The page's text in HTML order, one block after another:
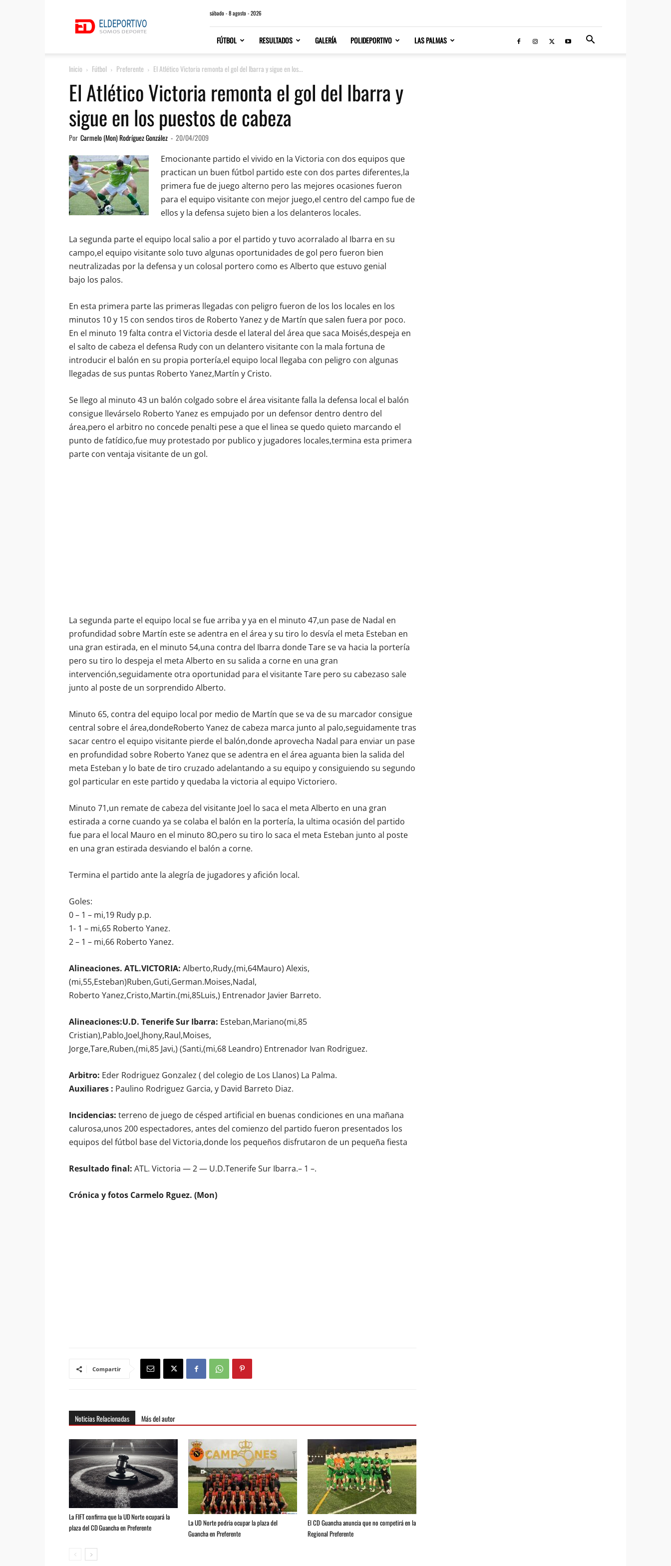
sábado - 8 agosto - 2026
FÚTBOL RESULTADOS GALERÍA POLIDEPORTIVO LAS PALMAS
Inicio Fútbol Preferente El Atlético Victoria remonta el gol del Ibarra y sigue en los...
El Atlético Victoria remonta el gol del Ibarra y
sigue en los puestos de cabeza
Por Carmelo (Mon) Rodríguez González - 20/04/2009
Emocionante partido el vivido en la Victoria con dos equipos que
practican un buen fútbol partido este con dos partes diferentes,la
primera fue de juego alterno pero las mejores ocasiones fueron
para el equipo visitante con mejor juego,el centro del campo fue de
ellos y la defensa sujeto bien a los delanteros locales.
La segunda parte el equipo local salio a por el partido y tuvo acorralado al Ibarra en su
campo,el equipo visitante solo tuvo algunas oportunidades de gol pero fueron bien
neutralizadas por la defensa y un colosal portero como es Alberto que estuvo genial
bajo los palos.
En esta primera parte las primeras llegadas con peligro fueron de los los locales en los
minutos 10 y 15 con sendos tiros de Roberto Yanez y de Martín que salen fuera por poco.
En el minuto 19 falta contra el Victoria desde el lateral del área que saca Moisés,despeja en
el salto de cabeza el defensa Rudy con un delantero visitante con la mala fortuna de
introducir el balón en su propia portería,el equipo local llegaba con peligro con algunas
llegadas de sus puntas Roberto Yanez,Martín y Cristo.
Se llego al minuto 43 un balón colgado sobre el área visitante falla la defensa local el balón
consigue llevárselo Roberto Yanez es empujado por un defensor dentro dentro del
área,pero el arbitro no concede penalti pese a que el linea se quedo quieto marcando el
punto de fatídico,fue muy protestado por publico y jugadores locales,termina esta primera
parte con ventaja visitante de un gol.
La segunda parte el equipo local se fue arriba y ya en el minuto 47,un pase de Nadal en
profundidad sobre Martín este se adentra en el área y su tiro lo desvía el meta Esteban en
una gran estirada, en el minuto 54,una contra del Ibarra donde Tare se va hacia la portería
pero su tiro lo despeja el meta Alberto en su salida a corne en una gran
intervención,seguidamente otra oportunidad para el visitante Tare pero su cabezaso sale
junto al poste de un sorprendido Alberto.
Minuto 65, contra del equipo local por medio de Martín que se va de su marcador consigue
central sobre el área,dondeRoberto Yanez de cabeza marca junto al palo,seguidamente tras
sacar centro el equipo visitante pierde el balón,donde aprovecha Nadal para enviar un pase
en profundidad sobre Roberto Yanez que se adentra en el área aguanta bien la salida del
meta Esteban y lo bate de tiro cruzado adelantando a su equipo y consiguiendo su segundo
gol particular en este partido y quedaba la victoria al equipo Victoriero.
Minuto 71,un remate de cabeza del visitante Joel lo saca el meta Alberto en una gran
estirada a corne cuando ya se colaba el balón en la portería, la ultima ocasión del partido
fue para el local Mauro en el minuto 8O,pero su tiro lo saca el meta Esteban junto al poste
en una gran estirada desviando el balón a corne.
Termina el partido ante la alegría de jugadores y afición local.
Goles:
0 – 1 – mi,19 Rudy p.p.
1- 1 – mi,65 Roberto Yanez.
2 – 1 – mi,66 Roberto Yanez.
Alineaciones. ATL.VICTORIA: Alberto,Rudy,(mi,64Mauro) Alexis,
(mi,55,Esteban)Ruben,Guti,German.Moises,Nadal,
Roberto Yanez,Cristo,Martin.(mi,85Luis,) Entrenador Javier Barreto.
Alineaciones:U.D. Tenerife Sur Ibarra: Esteban,Mariano(mi,85
Cristian),Pablo,Joel,Jhony,Raul,Moises,
Jorge,Tare,Ruben,(mi,85 Javi,) (Santi,(mi,68 Leandro) Entrenador Ivan Rodriguez.
Arbitro: Eder Rodriguez Gonzalez ( del colegio de Los Llanos) La Palma.
Auxiliares : Paulino Rodriguez Garcia, y David Barreto Diaz.
Incidencias: terreno de juego de césped artificial en buenas condiciones en una mañana
calurosa,unos 200 espectadores, antes del comienzo del partido fueron presentados los
equipos del fútbol base del Victoria,donde los pequeños disfrutaron de un pequeña fiesta
Resultado final: ATL. Victoria — 2 — U.D.Tenerife Sur Ibarra.– 1 –.
Crónica y fotos Carmelo Rguez. (Mon)
Compartir
Noticias Relacionadas Más del autor
La FIFT confirma que la UD Norte ocupará la
plaza del CD Guancha en Preferente
La UD Norte podria ocupar la plaza del
Guancha en Preferente
El CD Guancha anuncia que no competirá en la
Regional Preferente